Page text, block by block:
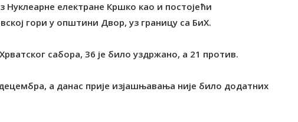
електране Кршко као и постојећи
гори у општини Двор, уз границу са БиХ.
сабора, 36 је било уздржано, а 21 против.
а данас прије изјашњавања није било додатних